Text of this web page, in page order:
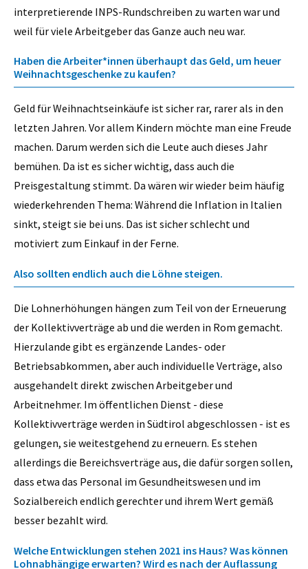
interpretierende INPS-Rundschreiben zu warten war und
weil für viele Arbeitgeber das Ganze auch neu war.
Haben die Arbeiter*innen überhaupt das Geld, um heuer
Weihnachtsgeschenke zu kaufen?
Geld für Weihnachtseinkäufe ist sicher rar, rarer als in den
letzten Jahren. Vor allem Kindern möchte man eine Freude
machen. Darum werden sich die Leute auch dieses Jahr
bemühen. Da ist es sicher wichtig, dass auch die
Preisgestaltung stimmt. Da wären wir wieder beim häufig
wiederkehrenden Thema: Während die Inflation in Italien
sinkt, steigt sie bei uns. Das ist sicher schlecht und
motiviert zum Einkauf in der Ferne.
Also sollten endlich auch die Löhne steigen.
Die Lohnerhöhungen hängen zum Teil von der Erneuerung
der Kollektivverträge ab und die werden in Rom gemacht.
Hierzulande gibt es ergänzende Landes- oder
Betriebsabkommen, aber auch individuelle Verträge, also
ausgehandelt direkt zwischen Arbeitgeber und
Arbeitnehmer. Im öffentlichen Dienst - diese
Kollektivverträge werden in Südtirol abgeschlossen - ist es
gelungen, sie weitestgehend zu erneuern. Es stehen
allerdings die Bereichsverträge aus, die dafür sorgen sollen,
dass etwa das Personal im Gesundheitswesen und im
Sozialbereich endlich gerechter und ihrem Wert gemäß
besser bezahlt wird.
Welche Entwicklungen stehen 2021 ins Haus? Was können
Lohnabhängige erwarten? Wird es nach der Auflassung